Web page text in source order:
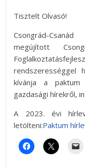
Tisztelt Olvasó!
Csongrád-
megújított
rendszerességgel
kívánja a paktum
gazdasági hírekről,
A 2023. évi
letölteni:Paktum